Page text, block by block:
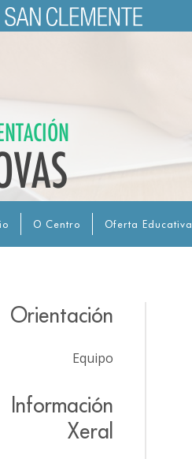
O Centro Oferta Educativa
Orientación
Equipo
Información
Xeral